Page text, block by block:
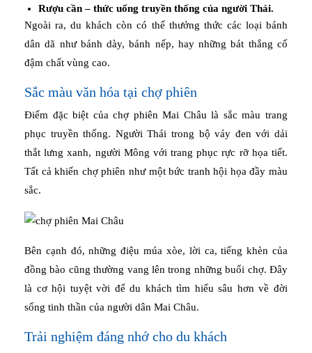
Rượu cần – thức uống truyền thống của người Thái.
Ngoài ra, du khách còn có thể thưởng thức các loại bánh
dân dã như bánh dày, bánh nếp, hay những bát thắng cố
đậm chất vùng cao.
Sắc màu văn hóa tại chợ phiên
Điểm đặc biệt của chợ phiên Mai Châu là sắc màu trang
phục truyền thống. Người Thái trong bộ váy đen với dải
thắt lưng xanh, người Mông với trang phục rực rỡ họa tiết.
Tất cả khiến chợ phiên như một bức tranh hội họa đầy màu
sắc.
Bên cạnh đó, những điệu múa xòe, lời ca, tiếng khèn của
đồng bào cũng thường vang lên trong những buổi chợ. Đây
là cơ hội tuyệt vời để du khách tìm hiểu sâu hơn về đời
sống tinh thần của người dân Mai Châu.
Trải nghiệm đáng nhớ cho du khách